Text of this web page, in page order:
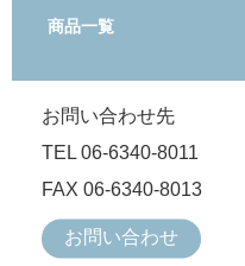
商品一覧
お問い合わせ先
TEL 06-6340-8011
FAX 06-6340-8013
お問い合わせ